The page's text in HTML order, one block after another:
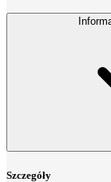
Szczegóły